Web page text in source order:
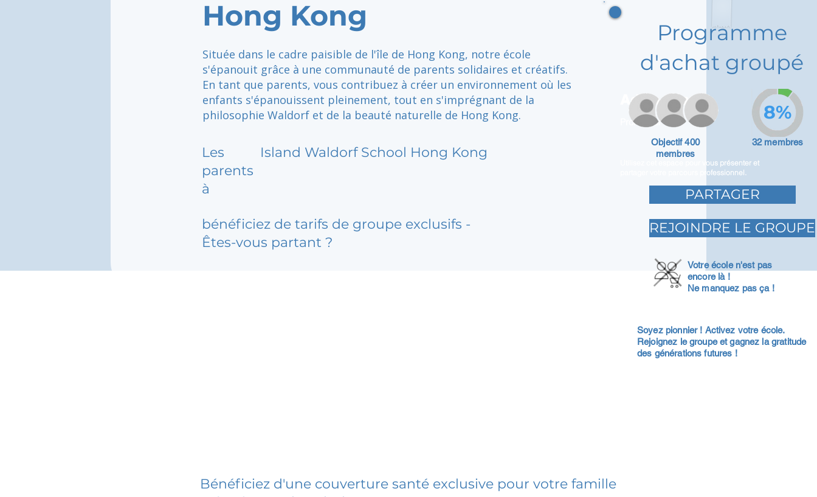
Hong Kong
Située dans le cadre paisible de l'île de Hong Kong, notre école
s'épanouit grâce à une communauté de parents solidaires et créatifs.
En tant que parents, vous contribuez à créer un environnement où les
enfants s'épanouissent pleinement, tout en s'imprégnant de la
philosophie Waldorf et de la beauté naturelle de Hong Kong.
Les
parents
à
Island Waldorf School Hong Kong
bénéficiez de tarifs de groupe exclusifs -
Êtes-vous partant ?
Adam Caar
Promoteur
Utilisez cet espace pour vous présenter et
partager votre parcours professionnel.
Programme
d'achat groupé
Objectif 400
membres
32 membres
8%
PARTAGER
REJOINDRE LE GROUPE
Votre école n'est pas
encore là !
Ne manquez pas ça !
Soyez pionnier ! Activez votre école.
Rejoignez le groupe et gagnez la gratitude
des générations futures !
Bénéficiez d'une couverture santé exclusive pour votre famille